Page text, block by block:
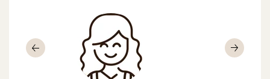
Précédent